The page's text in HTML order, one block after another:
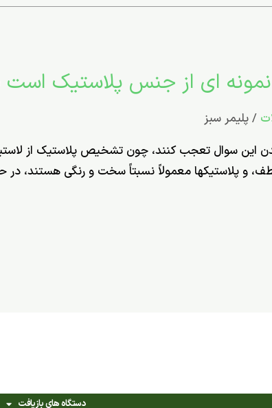
/پلیمر سبز
این سوال تعجب کنند، چون تشخیص پلاستیک از
و پلاستیک­ها معمولاً نسبتاً سخت و رنگی هستند، در
دستگاه های بازیافت